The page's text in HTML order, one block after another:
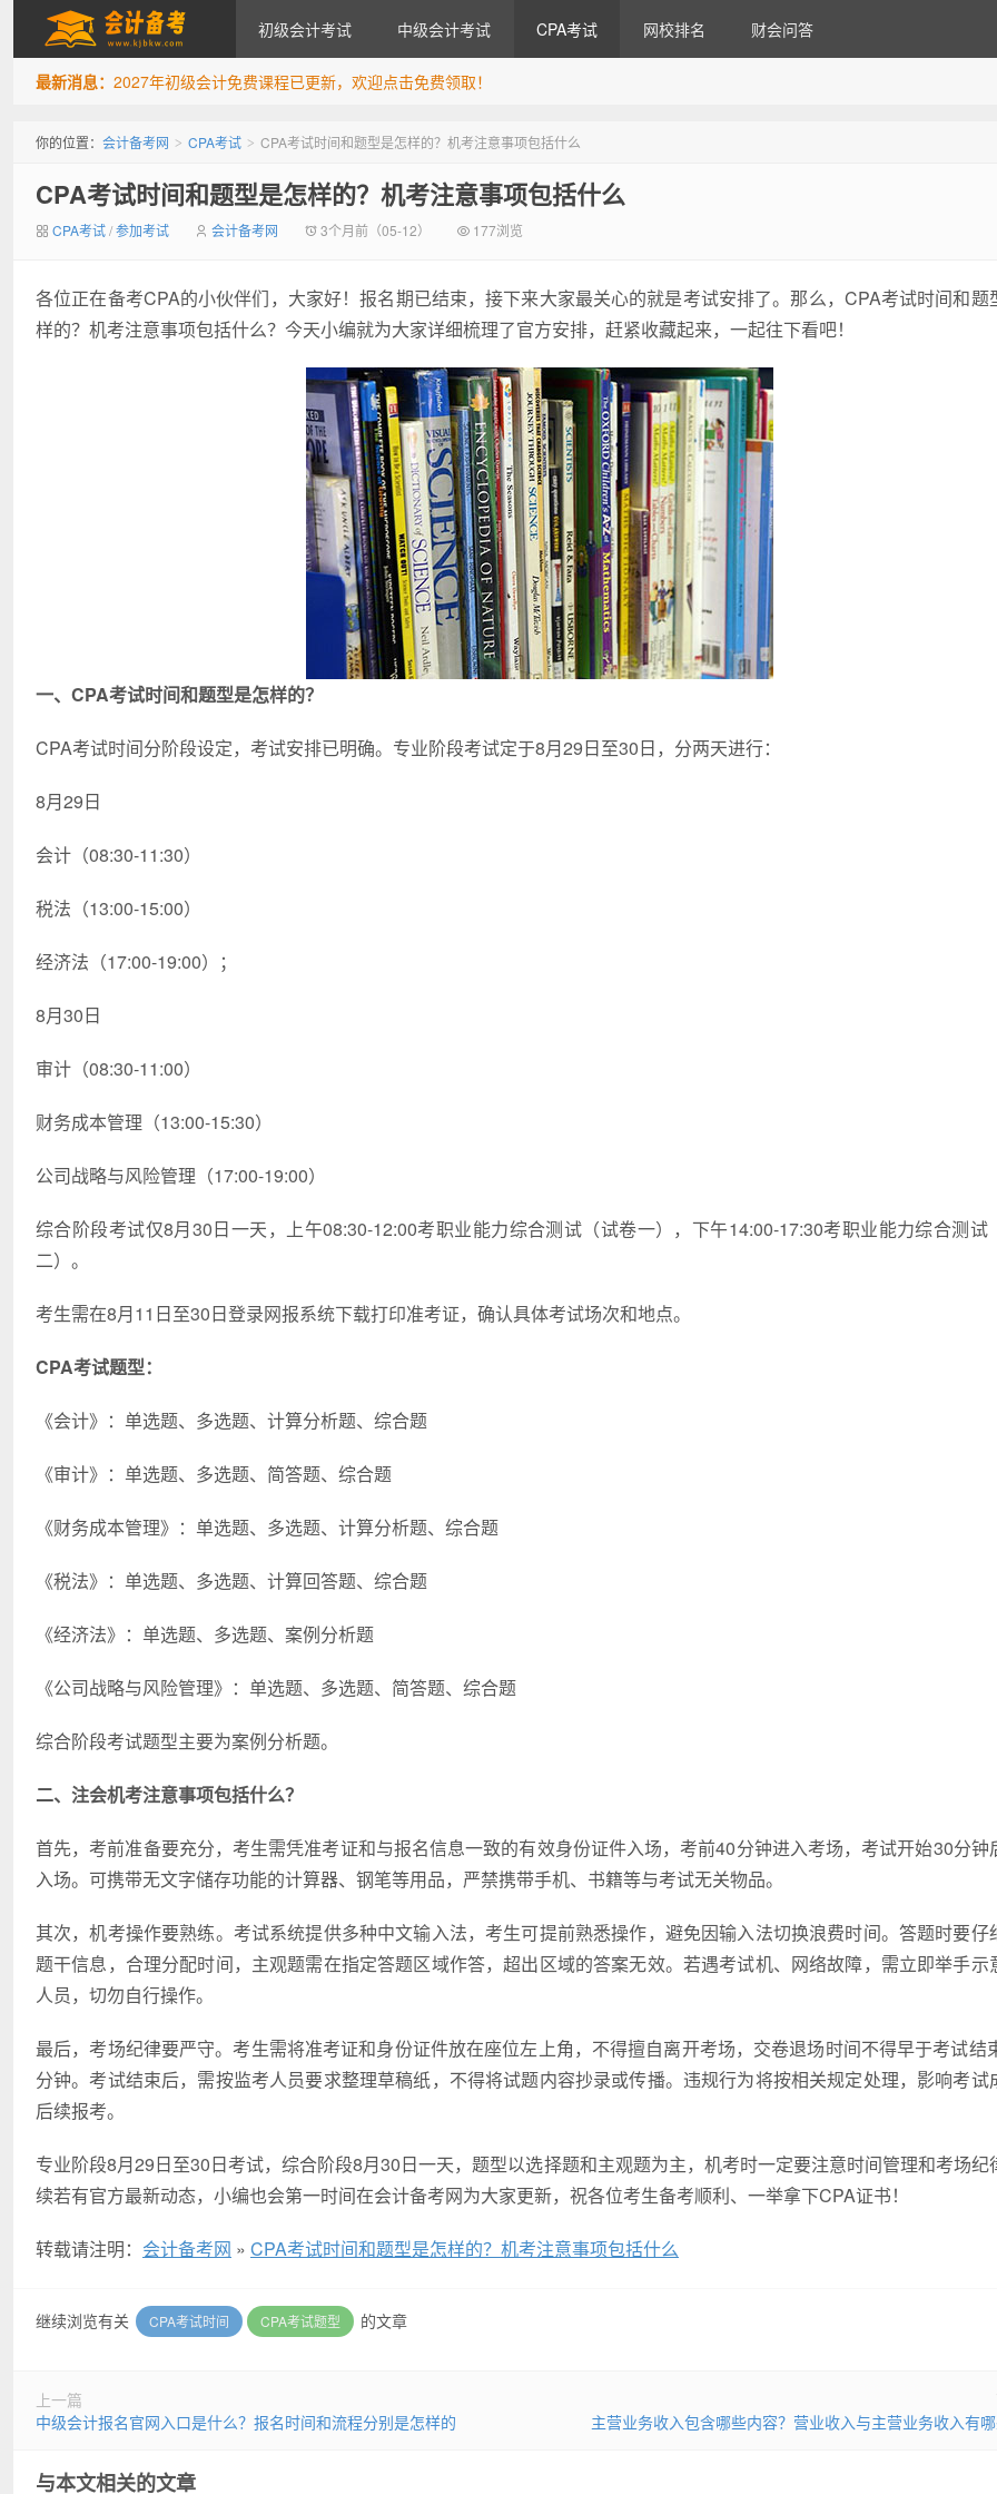
初级会计考试 中级会计考试 CPA考试 网校排名 财会问答
最新消息： 2027年初级会计免费课程已更新，欢迎点击免费领取！
你的位置： 会计备考网 > CPA考试 > CPA考试时间和题型是怎样的？机考注意事项包括什么
CPA考试时间和题型是怎样的？机考注意事项包括什么
CPA考试/参加考试 会计备考网 3个月前（05-12） 177浏览
各位正在备考CPA的小伙伴们，大家好！报名期已结束，接下来大家最关心的就是考试安排了。那么，CPA考试时间和题
样的？机考注意事项包括什么？今天小编就为大家详细梳理了官方安排，赶紧收藏起来，一起往下看吧！
一、CPA考试时间和题型是怎样的？
CPA考试时间分阶段设定，考试安排已明确。专业阶段考试定于8月29日至30日，分两天进行：
8月29日
会计（08:30-11:30）
税法（13:00-15:00）
经济法（17:00-19:00）；
8月30日
审计（08:30-11:00）
财务成本管理（13:00-15:30）
公司战略与风险管理（17:00-19:00）
综合阶段考试仅8月30日一天，上午08:30-12:00考职业能力综合测试（试卷一），下午14:00-17:30考职业能力综合测试
二）。
考生需在8月11日至30日登录网报系统下载打印准考证，确认具体考试场次和地点。
CPA考试题型：
《会计》：单选题、多选题、计算分析题、综合题
《审计》：单选题、多选题、简答题、综合题
《财务成本管理》：单选题、多选题、计算分析题、综合题
《税法》：单选题、多选题、计算回答题、综合题
《经济法》：单选题、多选题、案例分析题
《公司战略与风险管理》：单选题、多选题、简答题、综合题
综合阶段考试题型主要为案例分析题。
二、注会机考注意事项包括什么？
首先，考前准备要充分，考生需凭准考证和与报名信息一致的有效身份证件入场，考前40分钟进入考场，考试开始30分钟
入场。可携带无文字储存功能的计算器、钢笔等用品，严禁携带手机、书籍等与考试无关物品。
其次，机考操作要熟练。考试系统提供多种中文输入法，考生可提前熟悉操作，避免因输入法切换浪费时间。答题时要仔
题干信息，合理分配时间，主观题需在指定答题区域作答，超出区域的答案无效。若遇考试机、网络故障，需立即举手示
人员，切勿自行操作。
最后，考场纪律要严守。考生需将准考证和身份证件放在座位左上角，不得擅自离开考场，交卷退场时间不得早于考试结
分钟。考试结束后，需按监考人员要求整理草稿纸，不得将试题内容抄录或传播。违规行为将按相关规定处理，影响考试
后续报考。
专业阶段8月29日至30日考试，综合阶段8月30日一天，题型以选择题和主观题为主，机考时一定要注意时间管理和考场纪
续若有官方最新动态，小编也会第一时间在会计备考网为大家更新，祝各位考生备考顺利、一举拿下CPA证书！
转载请注明： 会计备考网 » CPA考试时间和题型是怎样的？机考注意事项包括什么
继续浏览有关 CPA考试时间 CPA考试题型 的文章
上一篇
中级会计报名官网入口是什么？报名时间和流程分别是怎样的
主营业务收入包含哪些内容？营业收入与主营业务收入有
与本文相关的文章